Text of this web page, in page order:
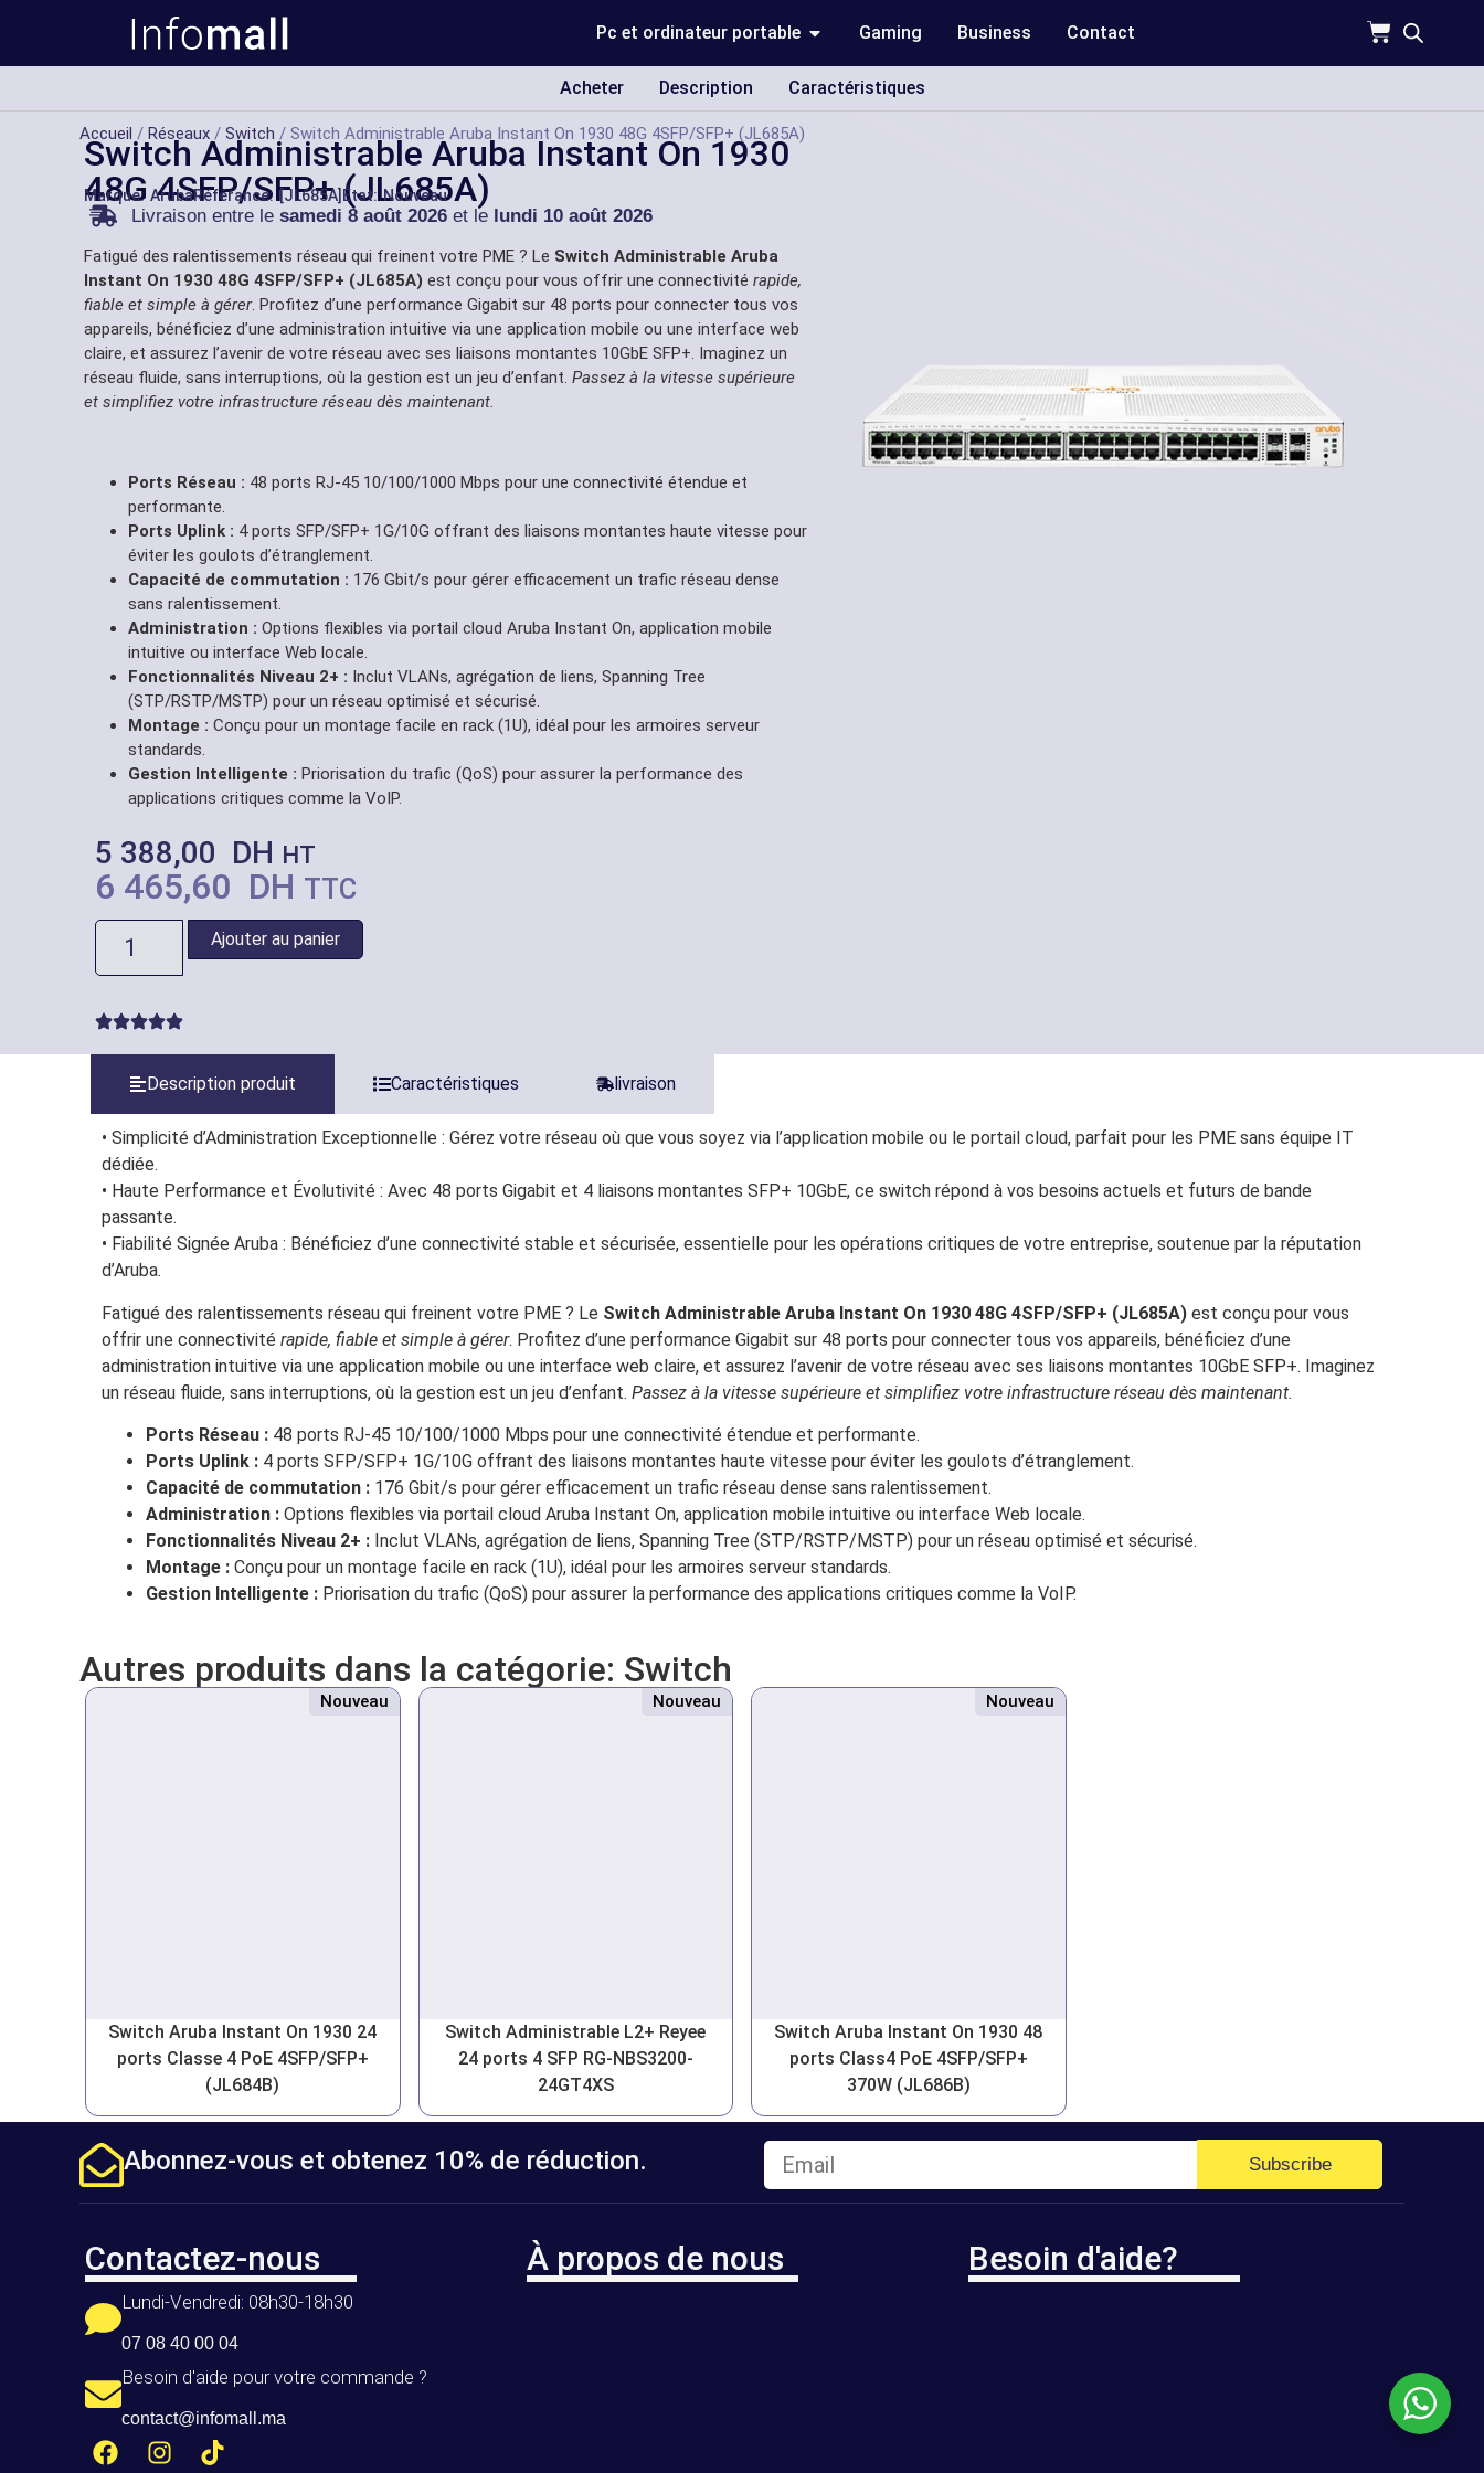
Pc et ordinateur portable Gaming Business Contact
Acheter Description Caractéristiques
Accueil / Réseaux / Switch / Switch Administrable Aruba Instant On 1930 48G 4SFP/SFP+ (JL685A)
Switch Administrable Aruba Instant On 1930
48G 4SFP/SFP+ (JL685A)
Marque: ArubaRéférance: [JL685A] État: Nouveau
Livraison entre lesamedi 8 août 2026 et le lundi 10 août 2026
Fatigué des ralentissements réseau qui freinent votre PME ? Le Switch Administrable Aruba
Instant On 1930 48G 4SFP/SFP+ (JL685A) est conçu pour vous offrir une connectivité rapide,
fiable et simple à gérer. Profitez d’une performance Gigabit sur 48 ports pour connecter tous vos
appareils, bénéficiez d’une administration intuitive via une application mobile ou une interface web
claire, et assurez l’avenir de votre réseau avec ses liaisons montantes 10GbE SFP+. Imaginez un
réseau fluide, sans interruptions, où la gestion est un jeu d’enfant. Passez à la vitesse supérieure
et simplifiez votre infrastructure réseau dès maintenant.
Ports Réseau : 48 ports RJ-45 10/100/1000 Mbps pour une connectivité étendue et
performante.
Ports Uplink : 4 ports SFP/SFP+ 1G/10G offrant des liaisons montantes haute vitesse pour
éviter les goulots d’étranglement.
Capacité de commutation : 176 Gbit/s pour gérer efficacement un trafic réseau dense
sans ralentissement.
Administration : Options flexibles via portail cloud Aruba Instant On, application mobile
intuitive ou interface Web locale.
Fonctionnalités Niveau 2+ : Inclut VLANs, agrégation de liens, Spanning Tree
(STP/RSTP/MSTP) pour un réseau optimisé et sécurisé.
Montage : Conçu pour un montage facile en rack (1U), idéal pour les armoires serveur
standards.
Gestion Intelligente : Priorisation du trafic (QoS) pour assurer la performance des
applications critiques comme la VoIP.
5 388,00 DH HT
6 465,60 DH TTC
Ajouter au panier
Description produit Caractéristiques livraison
• Simplicité d’Administration Exceptionnelle : Gérez votre réseau où que vous soyez via l’application mobile ou le portail cloud, parfait pour les PME sans équipe IT
dédiée.
• Haute Performance et Évolutivité : Avec 48 ports Gigabit et 4 liaisons montantes SFP+ 10GbE, ce switch répond à vos besoins actuels et futurs de bande
passante.
• Fiabilité Signée Aruba : Bénéficiez d’une connectivité stable et sécurisée, essentielle pour les opérations critiques de votre entreprise, soutenue par la réputation
d’Aruba.
Fatigué des ralentissements réseau qui freinent votre PME ? Le Switch Administrable Aruba Instant On 1930 48G 4SFP/SFP+ (JL685A) est conçu pour vous
offrir une connectivité rapide, fiable et simple à gérer. Profitez d’une performance Gigabit sur 48 ports pour connecter tous vos appareils, bénéficiez d’une
administration intuitive via une application mobile ou une interface web claire, et assurez l’avenir de votre réseau avec ses liaisons montantes 10GbE SFP+. Imaginez
un réseau fluide, sans interruptions, où la gestion est un jeu d’enfant. Passez à la vitesse supérieure et simplifiez votre infrastructure réseau dès maintenant.
Ports Réseau : 48 ports RJ-45 10/100/1000 Mbps pour une connectivité étendue et performante.
Ports Uplink : 4 ports SFP/SFP+ 1G/10G offrant des liaisons montantes haute vitesse pour éviter les goulots d’étranglement.
Capacité de commutation : 176 Gbit/s pour gérer efficacement un trafic réseau dense sans ralentissement.
Administration : Options flexibles via portail cloud Aruba Instant On, application mobile intuitive ou interface Web locale.
Fonctionnalités Niveau 2+ : Inclut VLANs, agrégation de liens, Spanning Tree (STP/RSTP/MSTP) pour un réseau optimisé et sécurisé.
Montage : Conçu pour un montage facile en rack (1U), idéal pour les armoires serveur standards.
Gestion Intelligente : Priorisation du trafic (QoS) pour assurer la performance des applications critiques comme la VoIP.
Autres produits dans la catégorie: Switch
Nouveau
Switch Aruba Instant On 1930 24
ports Classe 4 PoE 4SFP/SFP+
(JL684B)
Nouveau
Switch Administrable L2+ Reyee
24 ports 4 SFP RG-NBS3200-
24GT4XS
Nouveau
Switch Aruba Instant On 1930 48
ports Class4 PoE 4SFP/SFP+
370W (JL686B)
Abonnez-vous et obtenez 10% de réduction. Subscribe
Contactez-nous
Lundi-Vendredi: 08h30-18h30
07 08 40 00 04
Besoin d'aide pour votre commande ?
contact@infomall.ma
À propos de nous Besoin d'aide?